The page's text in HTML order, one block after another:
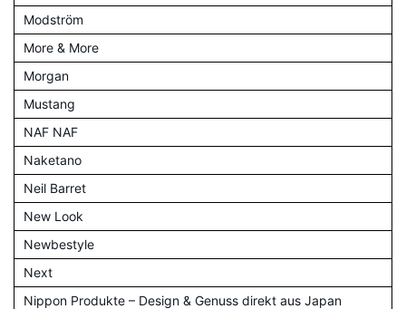
Modström
More & More
Morgan
Mustang
NAF NAF
Naketano
Neil Barret
New Look
Newbestyle
Next
Nippon Produkte – Design & Genuss direkt aus Japan